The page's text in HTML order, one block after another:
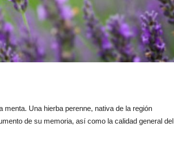
Una hierba perenne, nativa de la región
de su memoria, así como la calidad general del